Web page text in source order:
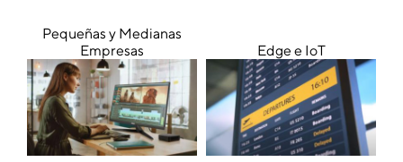
Pequeñas y Medianas
Empresas
Edge e IoT